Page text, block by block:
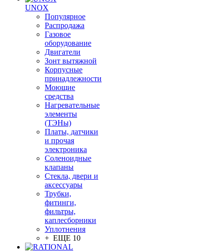
UNOX
Популярное
Распродажа
Газовое
оборудование
Двигатели
Зонт вытяжной
Корпусные
принадлежности
Моющие
средства
Нагревательные
элементы
(ТЭНы)
Платы, датчики
и прочая
электроника
Соленоидные
клапаны
Стекла, двери и
аксессуары
Трубки,
фитинги,
фильтры,
каплесборники
Уплотнения
+ ЕЩЕ 10